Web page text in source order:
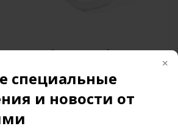
специальные
и новости от
Бытовая швейная машина